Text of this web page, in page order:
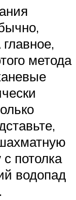
метода
потолка
водопад